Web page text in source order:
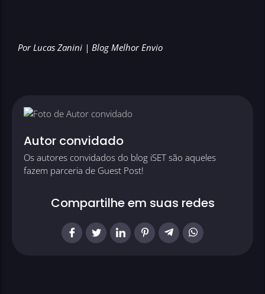
Por Lucas Zanini | Blog Melhor Envio
Autor convidado
Os autores convidados do blog iSET são aqueles
fazem parceria de Guest Post!
Compartilhe em suas redes